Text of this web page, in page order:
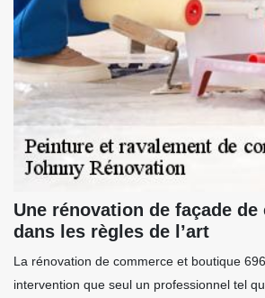
Une rénovation de façade de
dans les règles de l’art
La rénovation de commerce et boutique
intervention que seul un professionnel tel